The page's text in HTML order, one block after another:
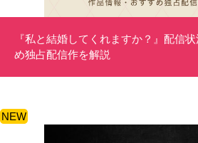
『私と結婚してくれますか？』配信
め独占配信作を解説
NEW